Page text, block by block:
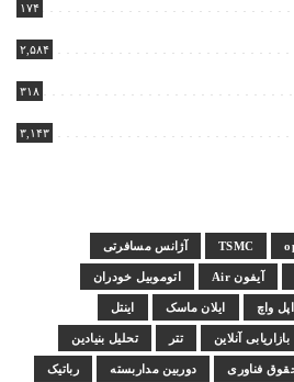
۱۷۴
۲,۵۸۴
۳۱۸
۳,۱۴۳
TSMC آژانس مسافرتی
آیفون Air اتوموبیل خودران
اپل واچ ایلان ماسک اینتل
بازاریابی آنلاین تتر تحلیل بنیادین
فناوری دوربین مداربسته رباتیک